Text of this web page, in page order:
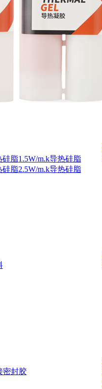
硅脂1.5W/m.k导热硅脂
硅脂2.5W/m.k导热硅脂
密封胶